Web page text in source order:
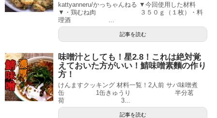
kattyanneru/かっちゃんねる ▼今回使用した材料
▼・鶏むね肉 ３５０ｇ（１枚）・料
理酒 ...
記事を読む
味噌汁としても！星2.8！これは絶対覚
えておいた方がいい！鯖味噌素麵の作り
方！
けんますクッキング 材料一覧！2人前 サバ味噌煮
缶 1缶きゅうり 半分茗
荷 3...
記事を読む